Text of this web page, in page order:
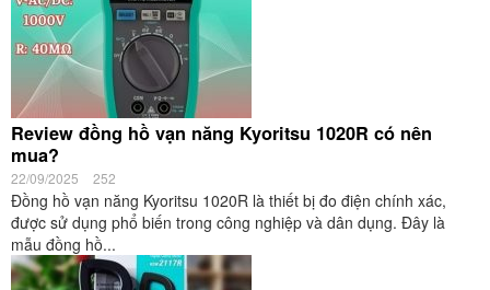
Review đồng hồ vạn năng Kyoritsu 1020R có nên
mua?
22/09/2025 252
Đồng hồ vạn năng Kyoritsu 1020R là thiết bị đo điện chính xác,
được sử dụng phổ biến trong công nghiệp và dân dụng. Đây là
mẫu đồng hồ...